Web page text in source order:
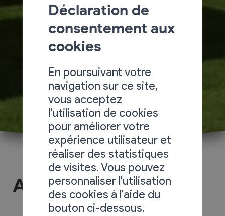
Activités
Déclaration de
consentement aux
cookies
En poursuivant votre
navigation sur ce site,
vous acceptez
l'utilisation de cookies
pour améliorer votre
expérience utilisateur et
réaliser des statistiques
de visites. Vous pouvez
personnaliser l'utilisation
des cookies à l'aide du
bouton ci-dessous.